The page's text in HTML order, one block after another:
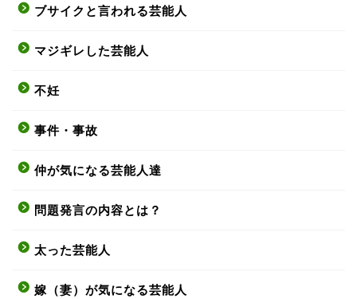
ブサイクと言われる芸能人
マジギレした芸能人
不妊
事件・事故
仲が気になる芸能人達
問題発言の内容とは？
太った芸能人
嫁（妻）が気になる芸能人